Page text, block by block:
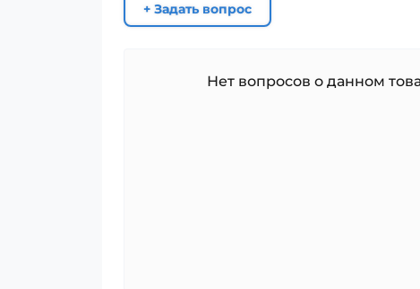
+ Задать вопрос
Нет вопросов о данном